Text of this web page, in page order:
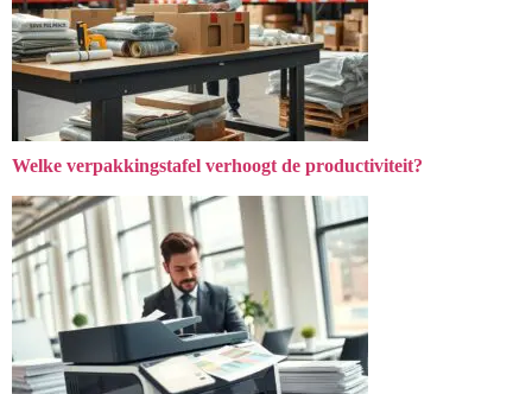
Welke verpakkingstafel verhoogt de productiviteit?